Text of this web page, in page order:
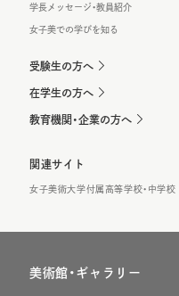
学長メッセージ・教員紹介
女子美での学びを知る
受験生の方へ
在学生の方へ
教育機関・企業の方へ
関連サイト
女子美術大学付属高等学校・中学校
美術館・ギャラリー